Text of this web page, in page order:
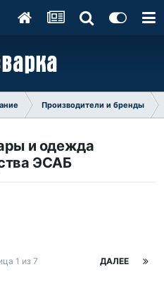
Производители и бренды
и одежда
ЭСАБ
ДАЛЕЕ
1 из 7